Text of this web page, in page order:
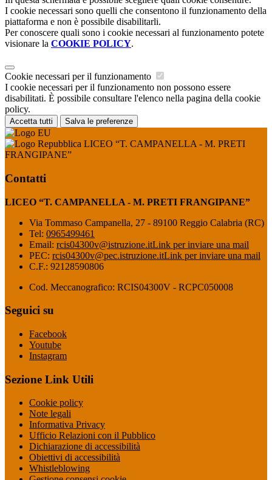
I cookie necessari sono quelli che consentono il funzionamento della
piattaforma e non è possibile disabilitarli.
Per conoscere quali sono i cookie necessari al funzionamento potete
visionare la COOKIE POLICY.
Cookie necessari per il funzionamento
I cookie necessari per il funzionamento non possono essere
disabilitati. È possibile consultare l'elenco nella pagina della cookie
policy.
Accetta tutti Salva le preferenze
LICEO “T. CAMPANELLA - M. PRETI
FRANGIPANE”
Contatti
LICEO “T. CAMPANELLA - M. PRETI FRANGIPANE”
Via Tommaso Campanella, 27 - 89100 Reggio Calabria (RC)
Tel: 0965499461
Email: rcis04300v@istruzione.itLink per inviare una mail
PEC: rcis04300v@pec.istruzione.itLink per inviare una mail
C.F.: 92128590806
Cod. Meccanografico: RCIS04300V - RCPC050008
Seguici su
Facebook
Youtube
Instagram
Sezione Link Utili
Cookie policy
Note legali
Informativa Privacy
Ufficio Relazioni con il Pubblico
Dichiarazione di accessibilità
Obiettivi di accessibilità
Whistleblowing